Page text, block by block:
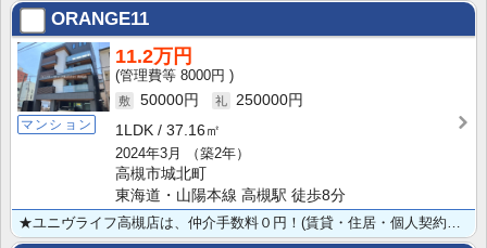
ORANGE11
マンション
11.2万円
8000円
50000円
250000円
1LDK
37.16㎡
2024年3月
（築2年）
高槻市城北町
東海道・山陽本線 高槻駅 徒歩8分
★ユニヴライフ高槻店は、仲介手数料０円！(賃貸・住居・個人契約の場合） ★JR・阪急徒歩8分★築浅1･･･